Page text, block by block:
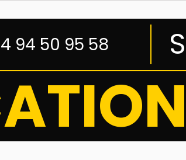
94 50 95 58